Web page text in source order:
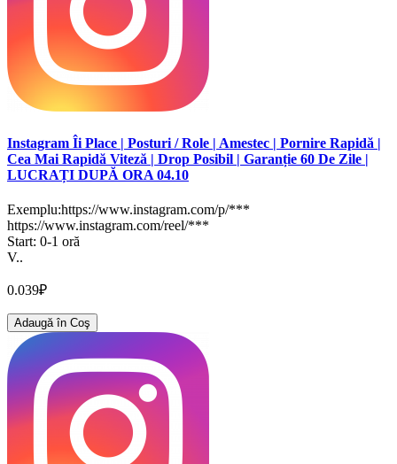
Instagram Îi Place | Posturi / Role | Amestec | Pornire Rapidă |
Cea Mai Rapidă Viteză | Drop Posibil | Garanție 60 De Zile |
LUCRAȚI DUPĂ ORA 04.10
Exemplu:https://www.instagram.com/p/***
https://www.instagram.com/reel/***
Start: 0-1 oră
V..
0.039₽
Adaugă în Coş